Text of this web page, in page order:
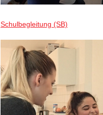
Schulbegleitung (SB)